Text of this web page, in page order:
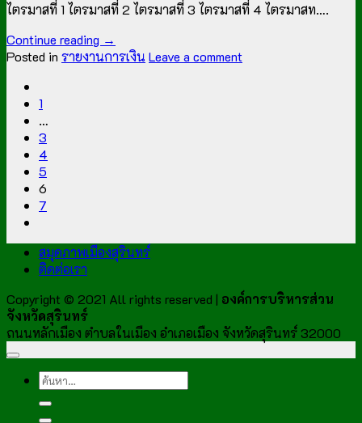
ไตรมาสที่ 1 ไตรมาสที่ 2 ไตรมาสที่ 3 ไตรมาสที่ 4 ไตรมาสท….
Continue reading →
Posted in รายงานการเงิน Leave a comment
1
…
3
4
5
6
7
สมุดภาพเมืองสุรินทร์
ติดต่อเรา
Copyright © 2021 All rights reserved | องค์การบริหารส่วน
จังหวัดสุรินทร์
ถนนหลักเมือง ตำบลในเมือง อำเภอเมือง จังหวัดสุรินทร์ 32000